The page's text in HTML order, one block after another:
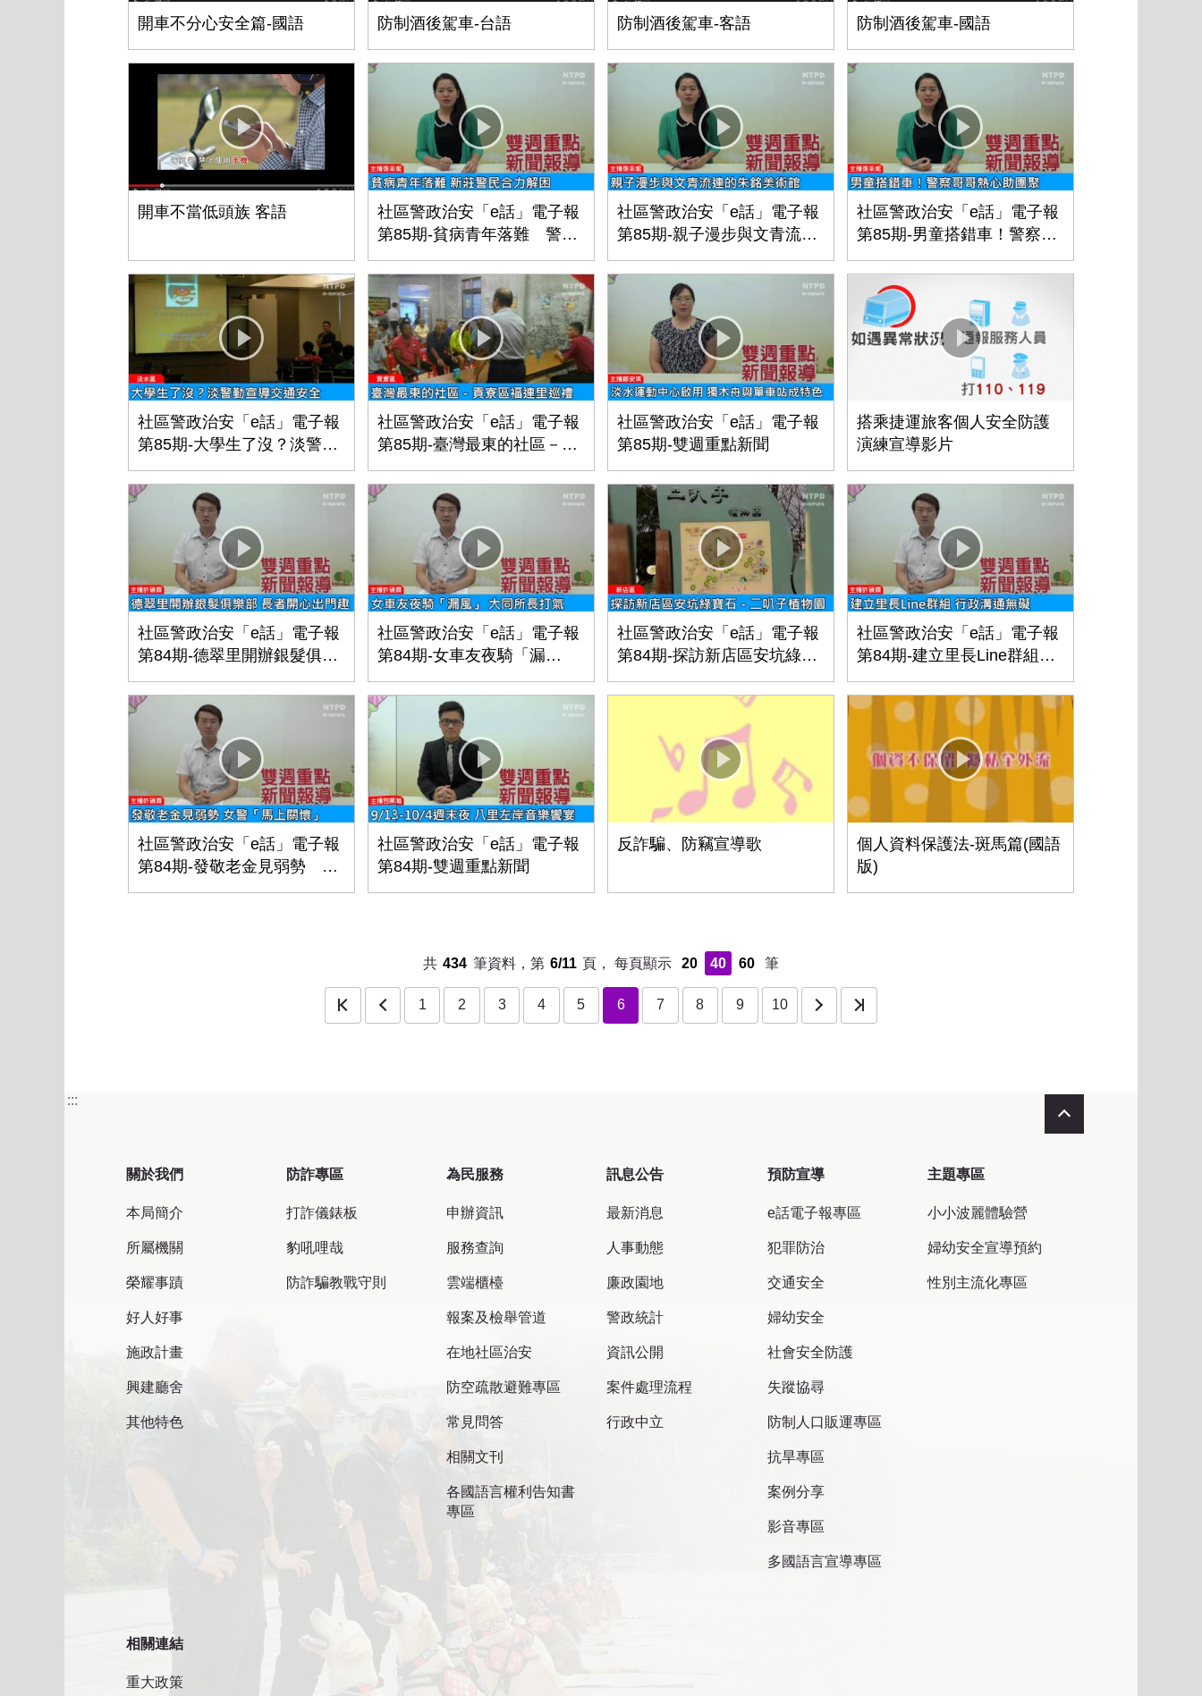
開車不分心安全篇-國語 防制酒後駕車-台語 防制酒後駕車-客語 防制酒後駕車-國語
開車不當低頭族 客語
社區警政治安「e話」電子報
第85期-貧病青年落難 警民
合力解困
社區警政治安「e話」電子報
第85期-親子漫步與文青流連
的朱銘美術館
社區警政治安「e話」電子報
第85期-男童搭錯車！警察哥
哥熱心助團聚
社區警政治安「e話」電子報
第85期-大學生了沒？淡警勤
宣導交通安全
社區警政治安「e話」電子報
第85期-臺灣最東的社區－貢
寮區福連里巡禮
社區警政治安「e話」電子報
第85期-雙週重點新聞
搭乘捷運旅客個人安全防護
演練宣導影片
社區警政治安「e話」電子報
第84期-德翠里開辦銀髮俱樂
部 長者開心出門趣
社區警政治安「e話」電子報
第84期-女車友夜騎「漏
風」 大同所長打氣
社區警政治安「e話」電子報
第84期-探訪新店區安坑綠寶
石－二叭子植物園
社區警政治安「e話」電子報
第84期-建立里長Line群組
行政溝通無礙
社區警政治安「e話」電子報
第84期-發敬老金見弱勢 女
警「馬上關懷」
社區警政治安「e話」電子報
第84期-雙週重點新聞
反詐騙、防竊宣導歌
個人資料保護法-斑馬篇(國語
版)
共 434 筆資料，第 6/11 頁，每頁顯示 20 40 60 筆
1 2 3 4 5 6 7 8 9 10
下一頁 最後一頁
:::
關於我們
本局簡介
所屬機關
榮耀事蹟
好人好事
施政計畫
興建廳舍
其他特色
防詐專區
打詐儀錶板
豹吼哩哉
防詐騙教戰守則
為民服務
申辦資訊
服務查詢
雲端櫃檯
報案及檢舉管道
在地社區治安
防空疏散避難專區
常見問答
相關文刊
各國語言權利告知書
專區
訊息公告
最新消息
人事動態
廉政園地
警政統計
資訊公開
案件處理流程
行政中立
預防宣導
e話電子報專區
犯罪防治
交通安全
婦幼安全
社會安全防護
失蹤協尋
防制人口販運專區
抗旱專區
案例分享
影音專區
多國語言宣導專區
主題專區
小小波麗體驗營
婦幼安全宣導預約
性別主流化專區
相關連結
重大政策